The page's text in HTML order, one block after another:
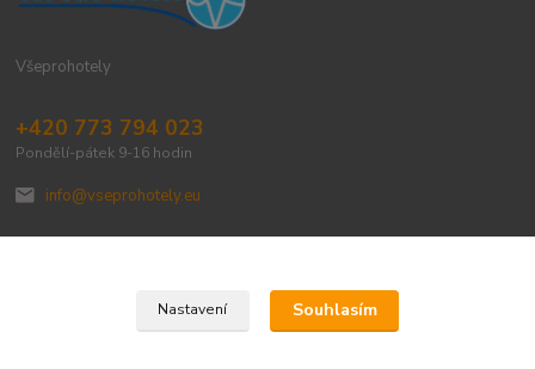
Všeprohotely
+420 773 794 023
Pondělí-pátek 9-16 hodin
info@vseprohotely.eu
Upravit sběr cookies.
Nastavení Souhlasím